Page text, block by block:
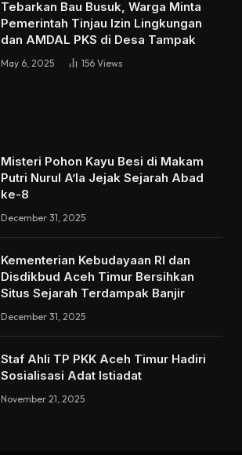
Tebarkan Bau Busuk, Warga Minta
Pemerintah Tinjau Izin Lingkungan
dan AMDAL PKS di Desa Tampak
May 6, 2025 156 Views
Misteri Pohon Kayu Besi di Makam
Putri Nurul A’la Jejak Sejarah Abad
ke-8
December 31, 2025
Kementerian Kebudayaan RI dan
Disdikbud Aceh Timur Bersihkan
Situs Sejarah Terdampak Banjir
December 31, 2025
Staf Ahli TP PKK Aceh Timur Hadiri
Sosialisasi Adat Istiadat
November 21, 2025